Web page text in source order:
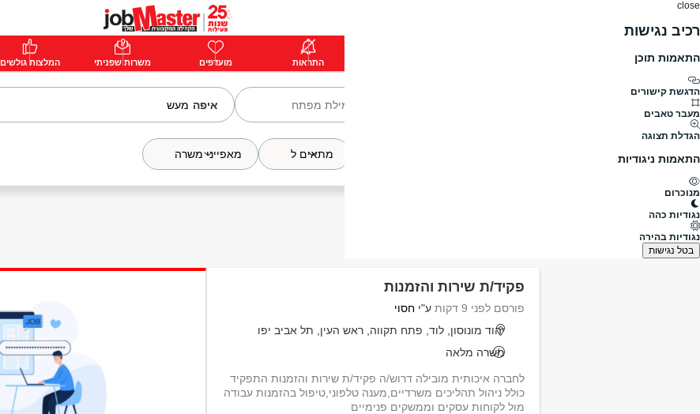
close
רכיב נגישות
התאמות תוכן
הדגשת קישורים
מעבר טאבים
הגדלת תצוגה
התאמות ניגודיות
מנוכרום
נגודיות כהה
נגודיות בהירה
בטל נגישות
פרימיום התחבר התראות מועדפים משרות שפניתי המלצות גולשים
איפה
מתאים ל מאפייני משרה
פקיד/ת שירות והזמנות
פורסם לפני 9 דקות ע"י חסוי
יהוד מונוסון, לוד, פתח תקווה, ראש העין, תל אביב יפו
משרה מלאה
לחברה איכותית מובילה דרוש/ה פקיד/ת שירות והזמנות התפקיד
כולל ניהול תהליכים משרדיים,מענה טלפוני,טיפול בהזמנות עבודה
מול לקוחות עסקים וממשקים פנימיים